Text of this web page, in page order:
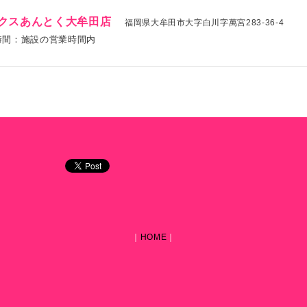
スあんとく大牟田店 福岡県大牟田市大字白川字萬宮283-36-4
間：施設の営業時間内
HOME